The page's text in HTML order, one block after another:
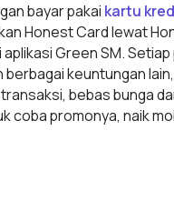
bayar pakai kartu
Honest Card lewat
Green SM.
berbagai keuntungan
bebas bunga
coba promonya, naik